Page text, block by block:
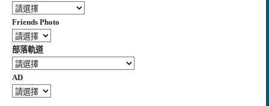
Friends Photo
部落軌道
AD